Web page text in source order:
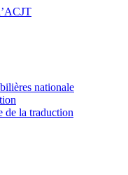
nationale
de la traduction